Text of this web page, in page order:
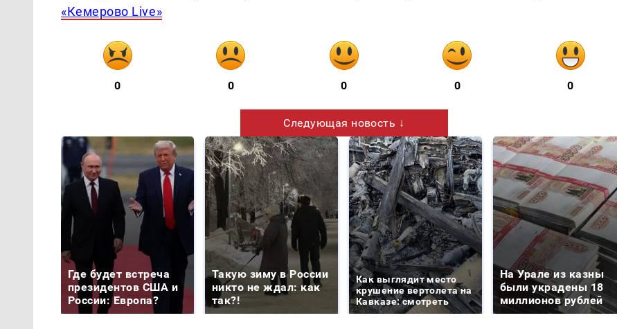
«Кемерово Live»
0 0 0 0 0
Следующая новость ↓
Где будет встреча
президентов США и
России: Европа?
Такую зиму в России
никто не ждал: как
так?!
Как выглядит место
крушение вертолета на
Кавказе: смотреть
На Урале из казны
были украдены 18
миллионов рублей